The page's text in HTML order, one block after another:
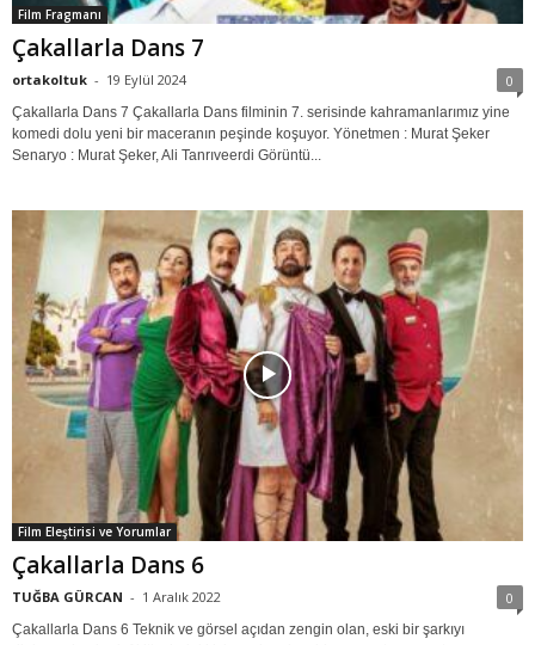
Film Fragmanı
Çakallarla Dans 7
ortakoltuk - 19 Eylül 2024 0
Çakallarla Dans 7 Çakallarla Dans filminin 7. serisinde kahramanlarımız yine
komedi dolu yeni bir maceranın peşinde koşuyor. Yönetmen : Murat Şeker
Senaryo : Murat Şeker, Ali Tanrıveerdi Görüntü...
Film Eleştirisi ve Yorumlar
Çakallarla Dans 6
TUĞBA GÜRCAN - 1 Aralık 2022 0
Çakallarla Dans 6 Teknik ve görsel açıdan zengin olan, eski bir şarkıyı